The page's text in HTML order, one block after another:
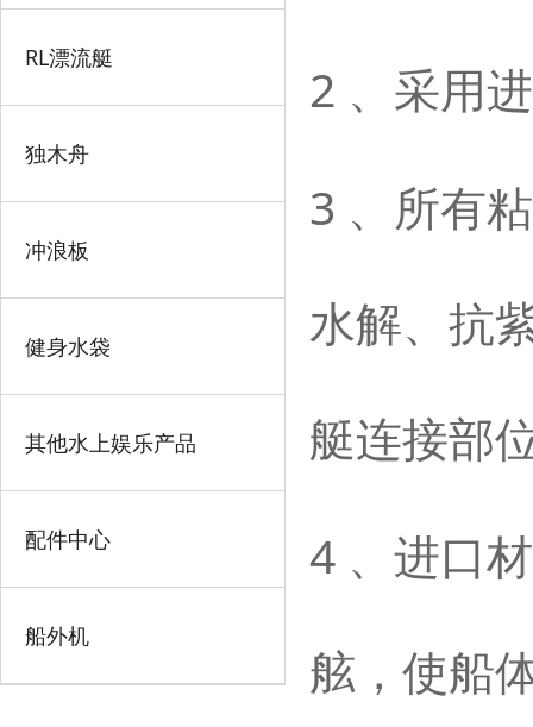
RL漂流艇
独木舟
冲浪板
健身水袋
其他水上娱乐产品
配件中心
船外机
2 、采用
3 、所有
水解、抗
艇连接部
4 、进口
舷，使船